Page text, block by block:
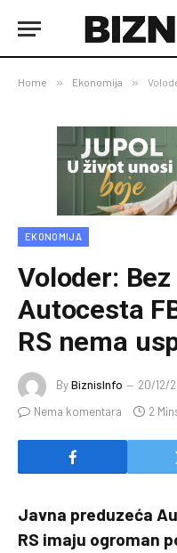
Home » Ekonomija » Voloder:
EKONOMIJA
Voloder:
Autocesta
RS nema
ByBiznisInfo 20/12/
Nema komentara
2
Javna preduzeća
RS imaju ogroman